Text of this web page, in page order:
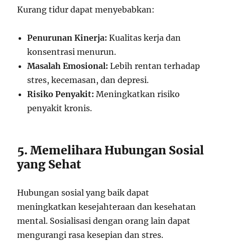
Kurang tidur dapat menyebabkan:
Penurunan Kinerja: Kualitas kerja dan
konsentrasi menurun.
Masalah Emosional: Lebih rentan terhadap
stres, kecemasan, dan depresi.
Risiko Penyakit: Meningkatkan risiko
penyakit kronis.
5. Memelihara Hubungan Sosial
yang Sehat
Hubungan sosial yang baik dapat
meningkatkan kesejahteraan dan kesehatan
mental. Sosialisasi dengan orang lain dapat
mengurangi rasa kesepian dan stres.